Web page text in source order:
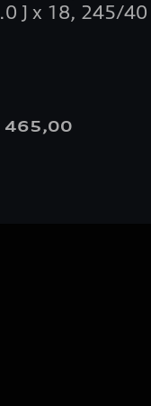
J x 18, 245/40
465,00